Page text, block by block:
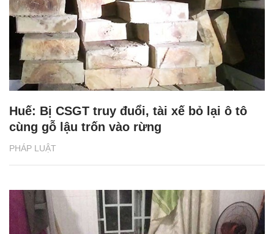
PHÁP LUẬT
Huế: Bị CSGT truy đuổi, tài xế bỏ lại ô tô
cùng gỗ lậu trốn vào rừng